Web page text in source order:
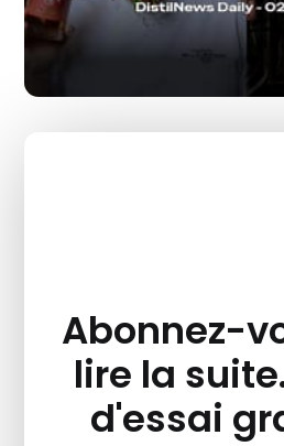
Abonnez-
lire la
d'essai